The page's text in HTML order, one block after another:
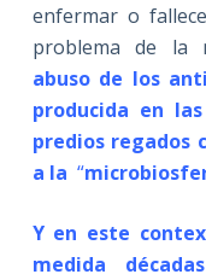
enfermar o
problema de la
abuso de los
producida en
predios regados
a la “
Y en este
medida